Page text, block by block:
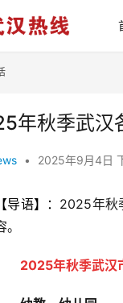
年秋季武汉
• 2025年9月4日
【导语】： 2025年秋
2025年秋季武汉